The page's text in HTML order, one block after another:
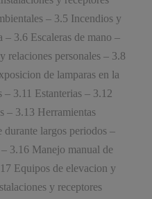
– 3.5 Incendios y
– 3.6 Escaleras de mano –
relaciones personales – 3.8
de lamparas en la
3.11 Estanterias – 3.12
– 3.13 Herramientas
durante largos periodos –
3.16 Manejo manual de
Equipos de elevacion y
y receptores